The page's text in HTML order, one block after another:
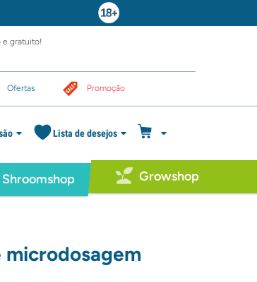
e gratuito!
Ofertas Promoção
Lista de desejos
Shroomshop Growshop
microdosagem